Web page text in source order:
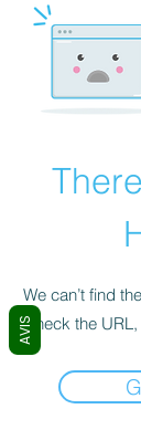
We can’t find
Check the
AVIS